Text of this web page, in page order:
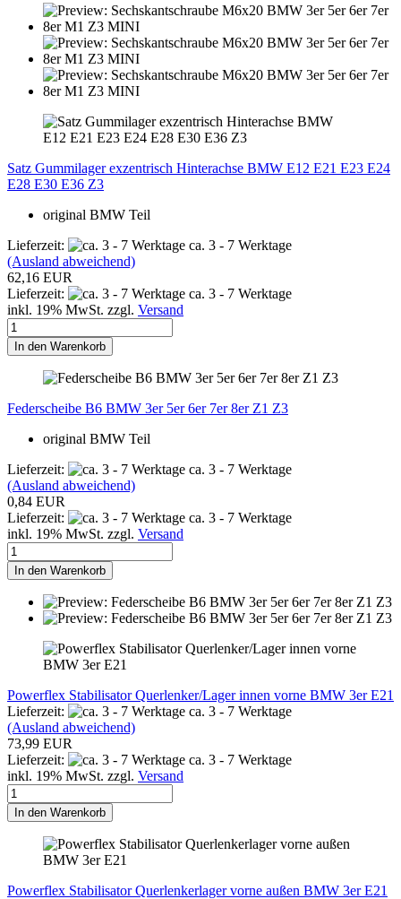
Satz Gummilager exzentrisch Hinterachse BMW E12 E21 E23 E24
E28 E30 E36 Z3
original BMW Teil
Lieferzeit:
ca. 3 - 7 Werktage
(Ausland abweichend)
62,16 EUR
Lieferzeit:
ca. 3 - 7 Werktage
inkl. 19% MwSt. zzgl. Versand
In den Warenkorb
Federscheibe B6 BMW 3er 5er 6er 7er 8er Z1 Z3
original BMW Teil
Lieferzeit:
ca. 3 - 7 Werktage
(Ausland abweichend)
0,84 EUR
Lieferzeit:
ca. 3 - 7 Werktage
inkl. 19% MwSt. zzgl. Versand
In den Warenkorb
Powerflex Stabilisator Querlenker/Lager innen vorne BMW 3er E21
Lieferzeit:
ca. 3 - 7 Werktage
(Ausland abweichend)
73,99 EUR
Lieferzeit:
ca. 3 - 7 Werktage
inkl. 19% MwSt. zzgl. Versand
In den Warenkorb
Powerflex Stabilisator Querlenkerlager vorne außen BMW 3er E21